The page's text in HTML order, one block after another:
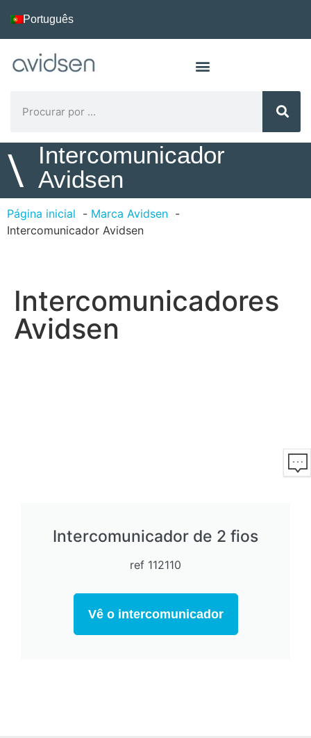
Português
\
Intercomunicador
Avidsen
Página inicial
Marca Avidsen
Intercomunicador Avidsen
Intercomunicadores
Avidsen
Intercomunicador de 2 fios
ref 112110
Vê o intercomunicador